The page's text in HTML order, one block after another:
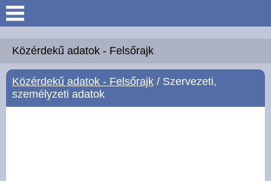
Keresés
Köszöntő
Hírek
Közérdekű adatok - Felsőrajk
Közérdekű adatok - Felsőrajk / Szervezeti,
személyzeti adatok